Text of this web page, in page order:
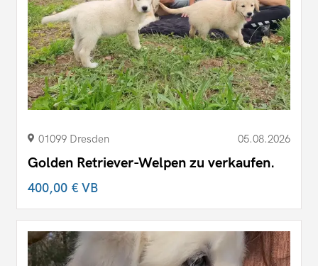
01099 Dresden 05.08.2026
Golden Retriever-Welpen zu verkaufen.
400,00 €VB